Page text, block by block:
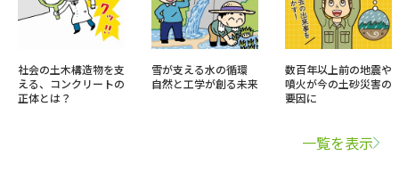
社会の土木構造物を支
える、コンクリートの
正体とは？
雪が支える水の循環
自然と工学が創る未来
数百年以上前の地震や
噴火が今の土砂災害の
要因に
一覧を表示